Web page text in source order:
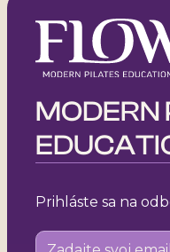
Tieto videá však
školenia ani
predovšetkým ako
MODERN
Prihláste sa na